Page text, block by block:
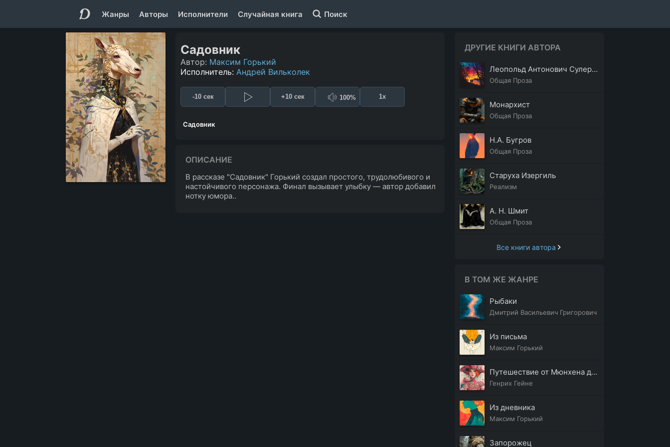
Жанры Авторы Исполнители Случайная книга Поиск
Садовник
Автор: Максим Горький
Исполнитель: Андрей Вильколек
-10 сек +10 сек 100% 1x
Садовник
ОПИСАНИЕ
В рассказе "Садовник" Горький создал простого, трудолюбивого и
настойчивого персонажа. Финал вызывает улыбку — автор добавил
нотку юмора..
ДРУГИЕ КНИГИ АВТОРА
Леопольд Антонович Сулержицкий
Общая Проза
Монархист
Общая Проза
Н.А. Бугров
Общая Проза
Старуха Изергиль
Реализм
А. Н. Шмит
Общая Проза
Все книги автора
В ТОМ ЖЕ ЖАНРЕ
Рыбаки
Дмитрий Васильевич Григорович
Из письма
Максим Горький
Путешествие от Мюнхена до Генуи
Генрих Гейне
Из дневника
Максим Горький
Запорожец